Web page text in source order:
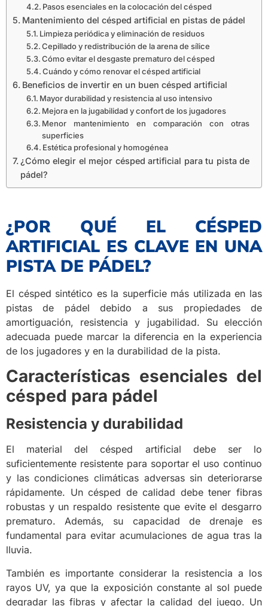
Pasos esenciales en la colocación del césped
Mantenimiento del césped artificial en pistas de pádel
Limpieza periódica y eliminación de residuos
Cepillado y redistribución de la arena de sílice
Cómo evitar el desgaste prematuro del césped
Cuándo y cómo renovar el césped artificial
Beneficios de invertir en un buen césped artificial
Mayor durabilidad y resistencia al uso intensivo
Mejora en la jugabilidad y confort de los jugadores
Menor mantenimiento en comparación con otras
superficies
Estética profesional y homogénea
¿Cómo elegir el mejor césped artificial para tu pista de
pádel?
¿POR QUÉ EL CÉSPED
ARTIFICIAL ES CLAVE EN UNA
PISTA DE PÁDEL?
El césped sintético es la superficie más utilizada en las
pistas de pádel debido a sus propiedades de
amortiguación, resistencia y jugabilidad. Su elección
adecuada puede marcar la diferencia en la experiencia
de los jugadores y en la durabilidad de la pista.
Características esenciales del
césped para pádel
Resistencia y durabilidad
El material del césped artificial debe ser lo
suficientemente resistente para soportar el uso continuo
y las condiciones climáticas adversas sin deteriorarse
rápidamente. Un césped de calidad debe tener fibras
robustas y un respaldo resistente que evite el desgarro
prematuro. Además, su capacidad de drenaje es
fundamental para evitar acumulaciones de agua tras la
lluvia.
También es importante considerar la resistencia a los
rayos UV, ya que la exposición constante al sol puede
degradar las fibras y afectar la calidad del juego. Un